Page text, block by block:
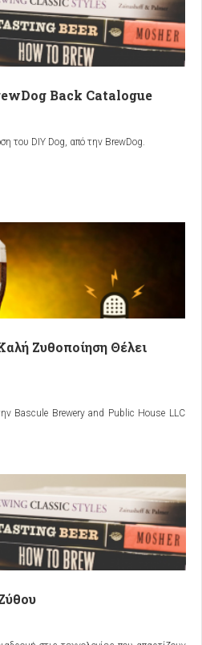
Back Catalogue
του DIY Dog, από την BrewDog.
Ζυθοποίηση Θέλει
Bascule Brewery and Public House LLC